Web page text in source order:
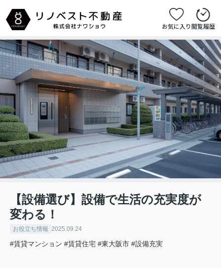
お気に入り閲覧履歴
【設備選び】設備で生活の充実度が
変わる！
お役立ち情報 2025.09.24
#賃貸マンション #賃貸住宅 #東大阪市 #設備充実